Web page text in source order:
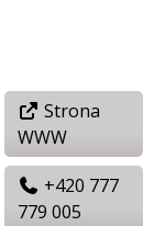
Strona
WWW
+420 777
779 005